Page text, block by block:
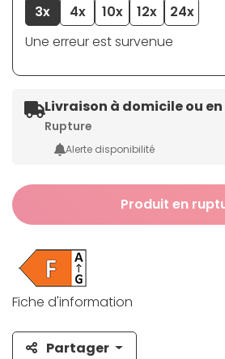
3x 4x 10x 12x
24x
Une erreur est survenue
Livraison à domicile ou
Rupture
Alerte disponibilité
Produit en
Fiche d'information
Partager